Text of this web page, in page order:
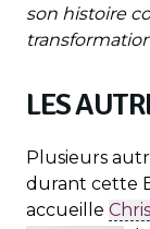
son histoire
LES
Plusieurs
durant cette
accueille